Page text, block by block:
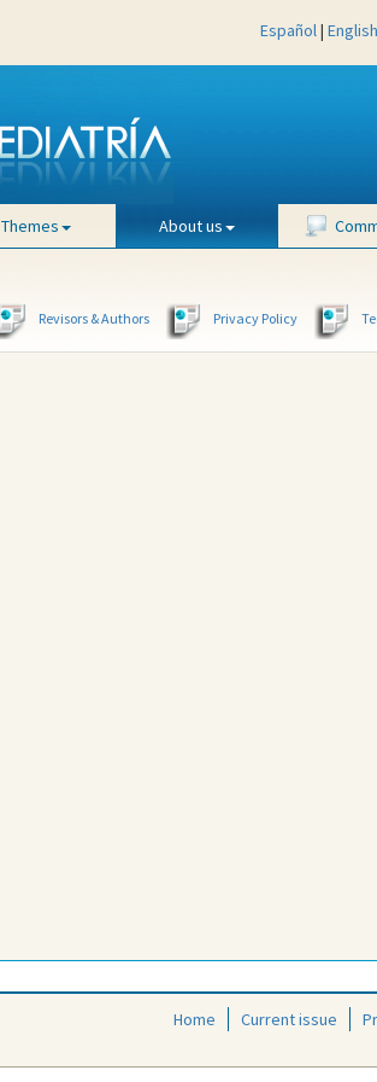
Español| English
Themes About us
Revisors & Authors Privacy Policy
Home Current issue